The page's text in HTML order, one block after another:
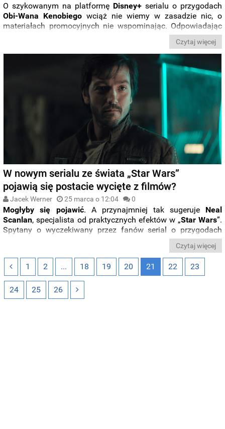
O szykowanym na platformę Disney+ serialu o przygodach
Obi-Wana Kenobiegowciąż nie wiemy w zasadzie nic, o
materiałach promocyjnych nie wspominając. Odpowiadając
na kosmiczną posuchę, pewien użytkownikInstagrama
Kenobiego”, który
głośnym echem odbił się w kanałach społecznościowych
okupowanych przez fanów „Star Wars
”. Rzućcie okiem
Czytaj więcej
W nowym serialu ze świata „Star Wars”
pojawią się postacie wycięte z filmów?
Jacek Werner 25 marca o 12:04 0
Mogłyby się pojawić. A przynajmniej tak sugeruje Neal
Scanlan, specjalista od praktycznych efektów w „Star Wars”.
Spytany o wyczekiwany przez fanów serial o przygodach
”, artysta stwierdził, że
może wiązać się z okazją do eksploracji
postaci albo całkowicie w filmach pominiętych, albo
wspomnianych mimochodem.
Czytaj więcej
1 2 ... 18 19 20 21 22 23
24 25 26